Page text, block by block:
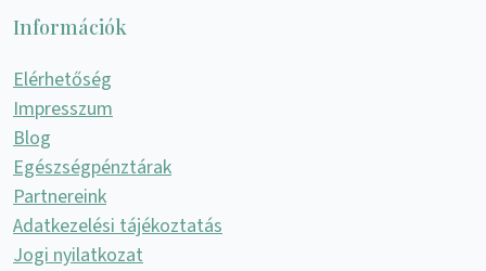
Információk
Elérhetőség
Impresszum
Blog
Egészségpénztárak
Partnereink
Adatkezelési tájékoztatás
Jogi nyilatkozat